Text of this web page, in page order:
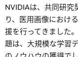
NVIDIAは、共同研究
り、医用画像におけ
援を行ってきました
題は、大規模な学習